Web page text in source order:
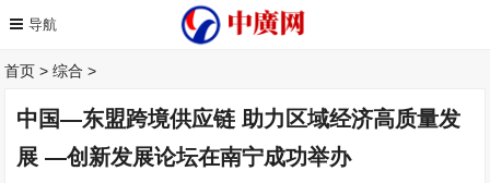
首页 >综合 >
中国—东盟跨境供应链 助力区域经济高质量发
展 —创新发展论坛在南宁成功举办